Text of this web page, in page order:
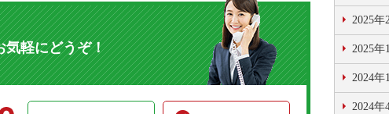
気軽にどうぞ！
2025年
2025年
2024年
2024年